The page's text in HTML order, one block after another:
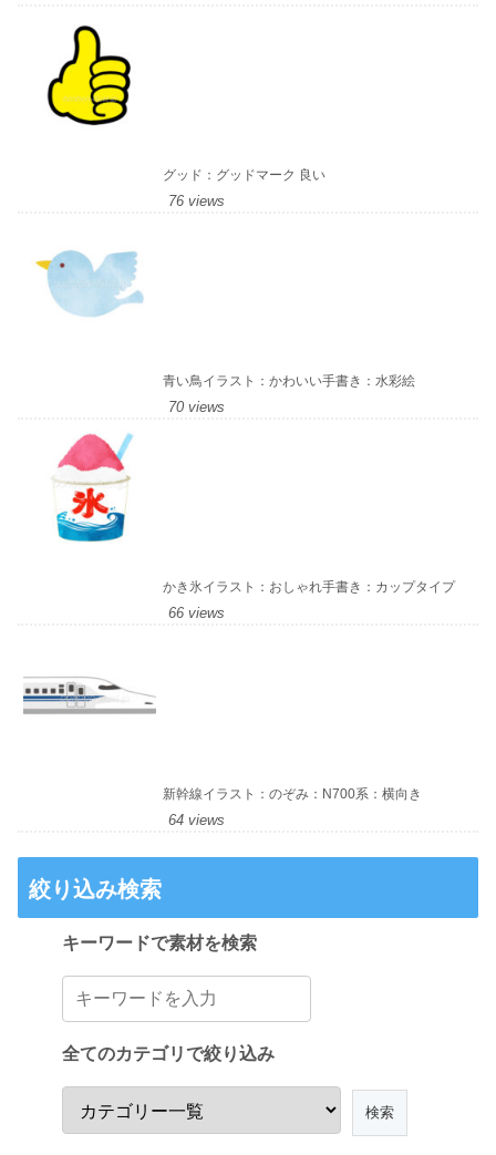
グッド：グッドマーク 良い
76 views
青い鳥イラスト：かわいい手書き：水彩絵
70 views
かき氷イラスト：おしゃれ手書き：カップタイプ
66 views
新幹線イラスト：のぞみ：N700系：横向き
64 views
絞り込み検索
キーワードで素材を検索
全てのカテゴリで絞り込み